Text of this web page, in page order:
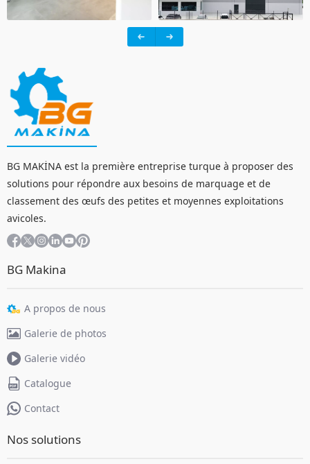
BG MAKİNA est la première entreprise turque à proposer des
solutions pour répondre aux besoins de marquage et de
classement des œufs des petites et moyennes exploitations
avicoles.
BG Makina
A propos de nous
Galerie de photos
Galerie vidéo
Catalogue
Contact
Nos solutions